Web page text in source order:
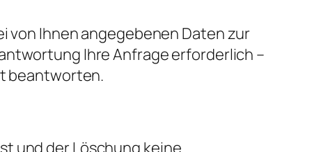
von Ihnen angegebenen Daten zur
Ihre Anfrage erforderlich –
beantworten.